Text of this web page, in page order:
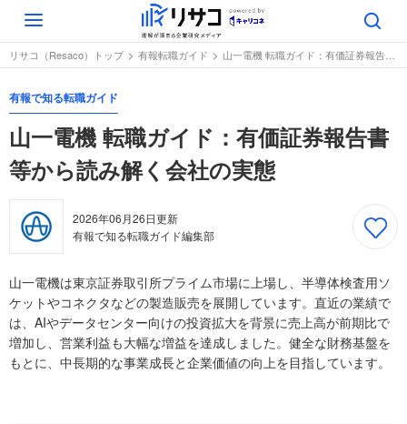
Toggle
navigation
リサコ（Resaco）トップ 有報転職ガイド 山一電機 転職ガイド：有価証券報告書等から読み解く会社の実態
有報で知る転職ガイド
山一電機 転職ガイド：有価証券報告書
等から読み解く会社の実態
2026年06月26日更新
有報で知る転職ガイド編集部
山一電機は東京証券取引所プライム市場に上場し、半導体検査用ソ
ケットやコネクタなどの製造販売を展開しています。直近の業績で
は、AIやデータセンター向けの投資拡大を背景に売上高が前期比で
増加し、営業利益も大幅な増益を達成しました。健全な財務基盤を
もとに、中長期的な事業成長と企業価値の向上を目指しています。